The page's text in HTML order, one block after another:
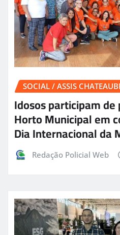
SOCIAL / ASSIS
Idosos participam
Horto Municipal em
Dia Internacional da
Redação Policial Web